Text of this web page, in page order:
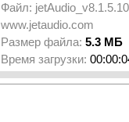
Файл:
www.jetaudio.com
Размер файла: 5.3 МБ
Время загрузки: